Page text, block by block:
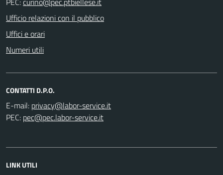
Ufficio relazioni con il pubblico
Uffici e orari
Numeri utili
CONTATTI D.P.O.
E-mail:
PEC:
LINK UTILI